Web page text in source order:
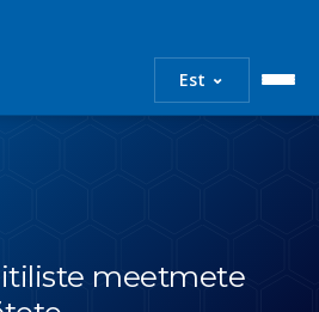
Est ⌄
meetmete